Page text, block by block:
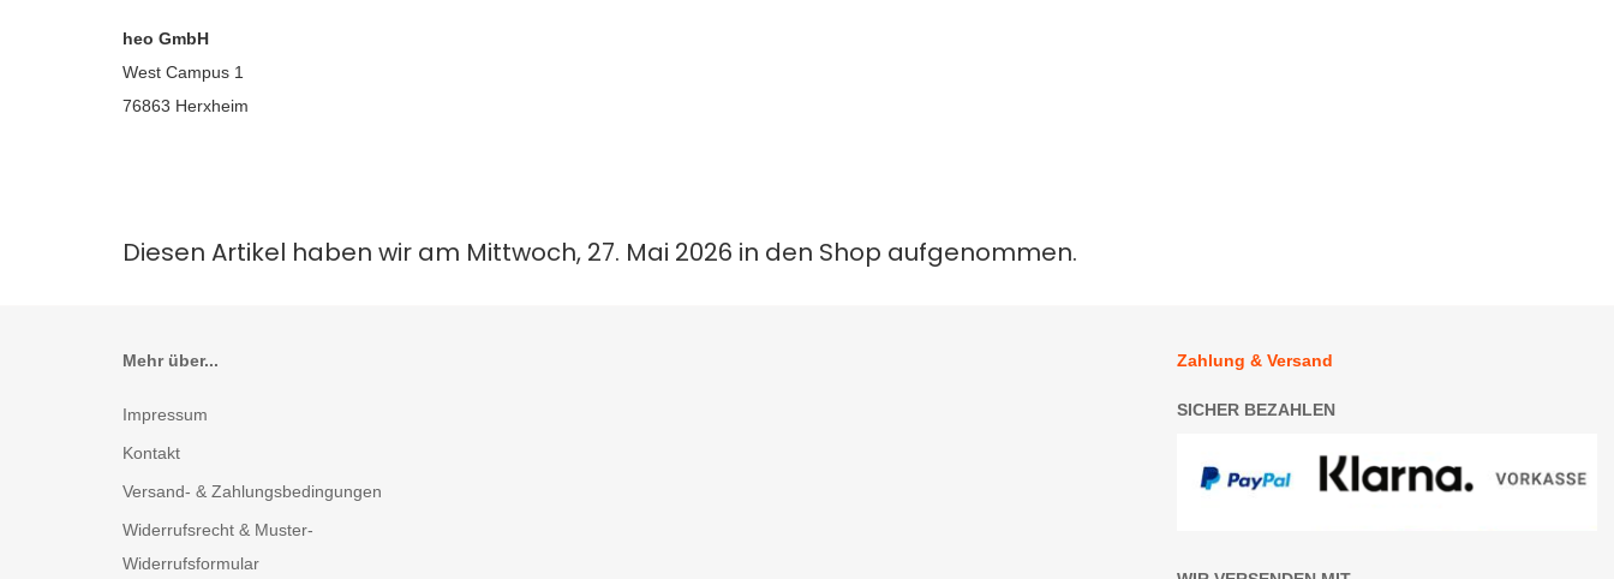
heo GmbH
West Campus 1
76863 Herxheim
Diesen Artikel haben wir am Mittwoch, 27. Mai 2026 in den Shop aufgenommen.
Mehr über...
Impressum
Kontakt
Versand- & Zahlungsbedingungen
Widerrufsrecht & Muster-
Widerrufsformular
Zahlung & Versand
SICHER BEZAHLEN